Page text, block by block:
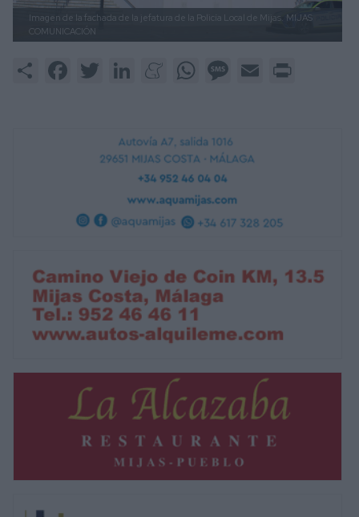
Imagen de la fachada de la jefatura de la Policía Local de Mijas. MIJAS
COMUNICACIÓN
Share FacebookTwitter LinkedInMeneameWhatsAppMessage
Email